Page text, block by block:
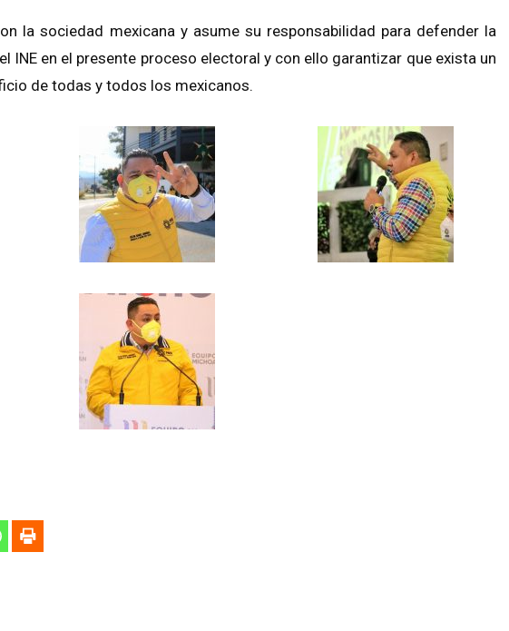
la sociedad mexicana y asume su responsabilidad para defender la
INE en el presente proceso electoral y con ello garantizar que exista un
de todas y todos los mexicanos.